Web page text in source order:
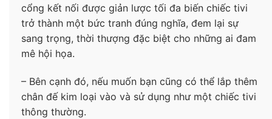
cổng kết nối được giản lược tối đa biến chiếc tivi
trở thành một bức tranh đúng nghĩa, đem lại sự
sang trọng, thời thượng đặc biệt cho những ai đam
mê hội họa.
– Bên cạnh đó, nếu muốn bạn cũng có thể lắp thêm
chân đế kim loại vào và sử dụng như một chiếc tivi
thông thường.